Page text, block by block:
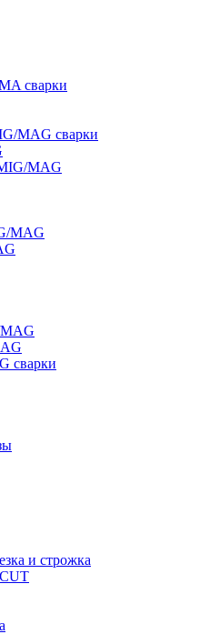
сварки
MAG сварки
MAG
MAG
сварки
и строжка